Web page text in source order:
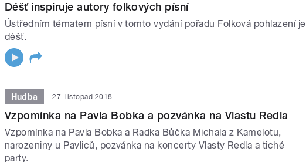
Déšť inspiruje autory folkových písní
Ústředním tématem písní v tomto vydání pořadu Folková pohlazení je
déšť.
Hudba 27. listopad 2018
Vzpomínka na Pavla Bobka a pozvánka na Vlastu Redla
Vzpomínka na Pavla Bobka a Radka Bůčka Michala z Kamelotu,
narozeniny u Pavliců, pozvánka na koncerty Vlasty Redla a tiché
party.